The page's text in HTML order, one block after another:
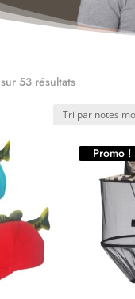
53 résultatsTrié
note
moyenne
Promo !